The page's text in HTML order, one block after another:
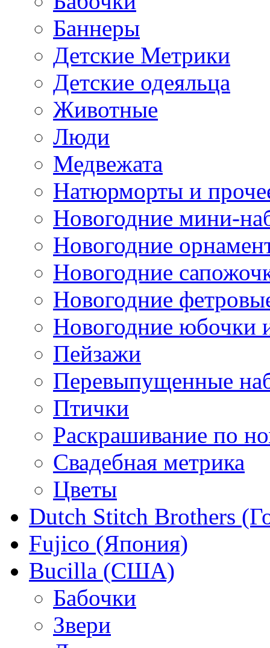
Баннеры
Детские Метрики
Детские одеяльца
Животные
Люди
Медвежата
Натюрморты и
Новогодние мини-
Новогодние
Новогодние
Новогодние
Новогодние юбочки
Пейзажи
Перевыпущенные
Птички
Раскрашивание по
Свадебная метрика
Цветы
Dutch Stitch Brothers
Fujico (Япония)
Bucilla (США)
Бабочки
Звери